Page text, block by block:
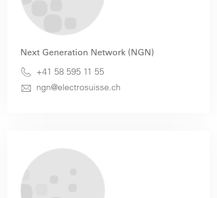
Next Generation Network (NGN)
+41 58 595 11 55
ngn@electrosuisse.ch